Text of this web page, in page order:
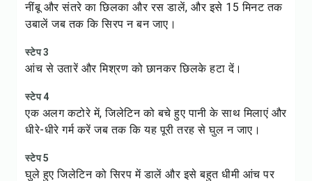
नींबू और संतरे का छिलका और रस डालें, और इसे 15 मिनट तक
उबालें जब तक कि सिरप न बन जाए।
स्टेप 3
आंच से उतारें और मिश्रण को छानकर छिलके हटा दें।
स्टेप 4
एक अलग कटोरे में, जिलेटिन को बचे हुए पानी के साथ मिलाएं और
धीरे-धीरे गर्म करें जब तक कि यह पूरी तरह से घुल न जाए।
स्टेप 5
घुले हुए जिलेटिन को सिरप में डालें और इसे बहुत धीमी आंच पर